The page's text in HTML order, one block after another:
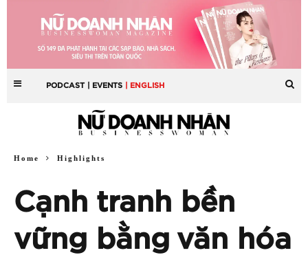
PODCAST | EVENTS | ENGLISH
Home Highlights
Cạnh tranh bền
vững bằng văn hóa